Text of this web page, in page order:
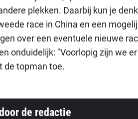
plekken. Daarbij kun je
race in China en een
over een eventuele nieuwe
onduidelijk: "Voorlopig zijn we
de topman toe.
de redactie